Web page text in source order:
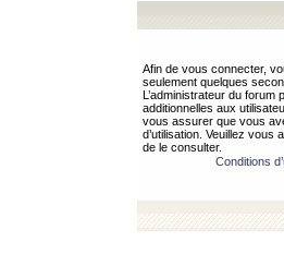
Afin de vous connecter,
seulement quelques
L’administrateur du
additionnelles aux
vous assurer que vous
d’utilisation. Veuillez
de le consulter.
Conditions